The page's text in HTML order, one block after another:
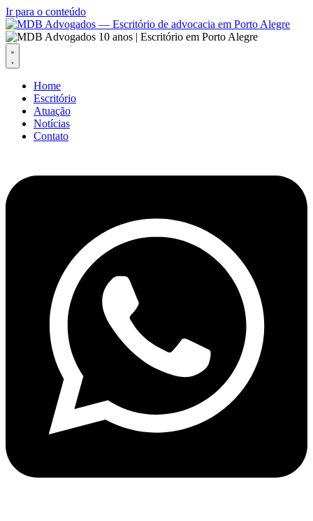
Ir para o conteúdo
Home
Escritório
Atuação
Notícias
Contato